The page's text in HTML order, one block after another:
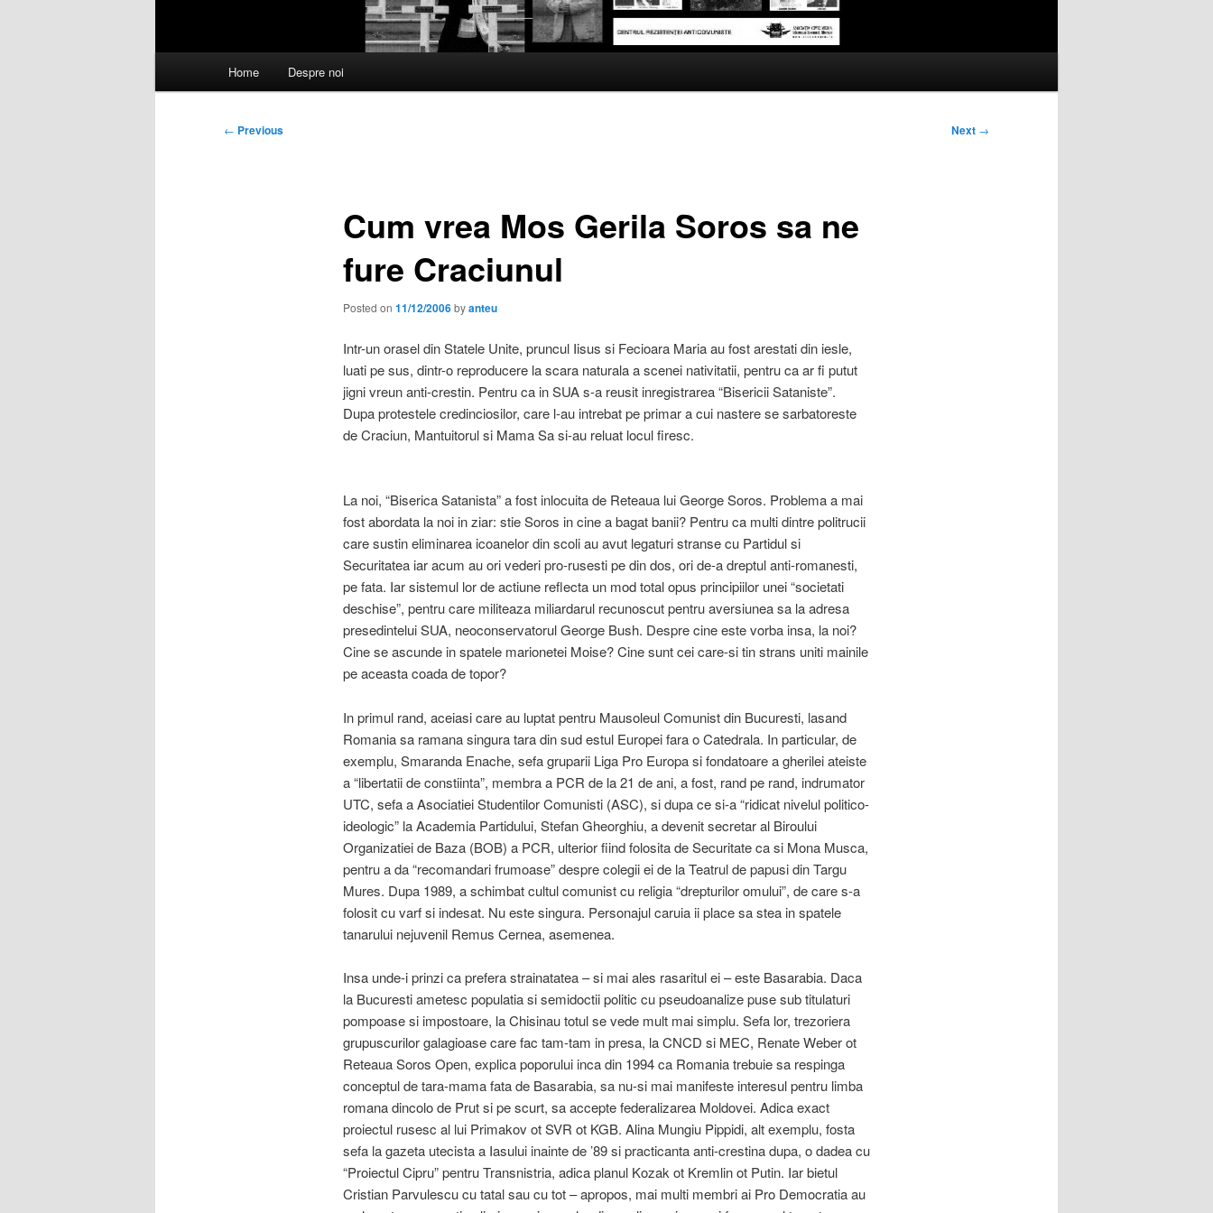
Home Despre noi
Post
← Previous Next →
Cum vrea Mos Gerila Soros sa ne
fure Craciunul
Posted on 11/12/2006byanteu
Intr-un orasel din Statele Unite, pruncul Iisus si Fecioara Maria au fost arestati din iesle,
luati pe sus, dintr-o reproducere la scara naturala a scenei nativitatii, pentru ca ar fi putut
jigni vreun anti-crestin. Pentru ca in SUA s-a reusit inregistrarea “Bisericii Sataniste”.
Dupa protestele credinciosilor, care l-au intrebat pe primar a cui nastere se sarbatoreste
de Craciun, Mantuitorul si Mama Sa si-au reluat locul firesc.
La noi, “Biserica Satanista” a fost inlocuita de Reteaua lui George Soros. Problema a mai
fost abordata la noi in ziar: stie Soros in cine a bagat banii? Pentru ca multi dintre politrucii
care sustin eliminarea icoanelor din scoli au avut legaturi stranse cu Partidul si
Securitatea iar acum au ori vederi pro-rusesti pe din dos, ori de-a dreptul anti-romanesti,
pe fata. Iar sistemul lor de actiune reflecta un mod total opus principiilor unei “societati
deschise”, pentru care militeaza miliardarul recunoscut pentru aversiunea sa la adresa
presedintelui SUA, neoconservatorul George Bush. Despre cine este vorba insa, la noi?
Cine se ascunde in spatele marionetei Moise? Cine sunt cei care-si tin strans uniti mainile
pe aceasta coada de topor?
In primul rand, aceiasi care au luptat pentru Mausoleul Comunist din Bucuresti, lasand
Romania sa ramana singura tara din sud estul Europei fara o Catedrala. In particular, de
exemplu, Smaranda Enache, sefa gruparii Liga Pro Europa si fondatoare a gherilei ateiste
a “libertatii de constiinta”, membra a PCR de la 21 de ani, a fost, rand pe rand, indrumator
UTC, sefa a Asociatiei Studentilor Comunisti (ASC), si dupa ce si-a “ridicat nivelul politico-
ideologic” la Academia Partidului, Stefan Gheorghiu, a devenit secretar al Biroului
Organizatiei de Baza (BOB) a PCR, ulterior fiind folosita de Securitate ca si Mona Musca,
pentru a da “recomandari frumoase” despre colegii ei de la Teatrul de papusi din Targu
Mures. Dupa 1989, a schimbat cultul comunist cu religia “drepturilor omului”, de care s-a
folosit cu varf si indesat. Nu este singura. Personajul caruia ii place sa stea in spatele
tanarului nejuvenil Remus Cernea, asemenea.
Insa unde-i prinzi ca prefera strainatatea – si mai ales rasaritul ei – este Basarabia. Daca
la Bucuresti ametesc populatia si semidoctii politic cu pseudoanalize puse sub titulaturi
pompoase si impostoare, la Chisinau totul se vede mult mai simplu. Sefa lor, trezoriera
grupuscurilor galagioase care fac tam-tam in presa, la CNCD si MEC, Renate Weber ot
Reteaua Soros Open, explica poporului inca din 1994 ca Romania trebuie sa respinga
conceptul de tara-mama fata de Basarabia, sa nu-si mai manifeste interesul pentru limba
romana dincolo de Prut si pe scurt, sa accepte federalizarea Moldovei. Adica exact
proiectul rusesc al lui Primakov ot SVR ot KGB. Alina Mungiu Pippidi, alt exemplu, fosta
sefa la gazeta utecista a Iasului inainte de ’89 si practicanta anti-crestina dupa, o dadea cu
“Proiectul Cipru” pentru Transnistria, adica planul Kozak ot Kremlin ot Putin. Iar bietul
Cristian Parvulescu cu tatal sau cu tot – apropos, mai multi membri ai Pro Democratia au